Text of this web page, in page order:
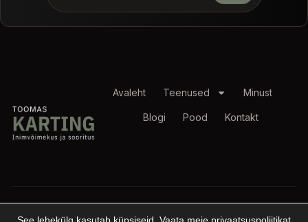
Avaleht Teenused Minust
Blogi Pood Kontakt
kaitstud
Privaatsuspoliitika